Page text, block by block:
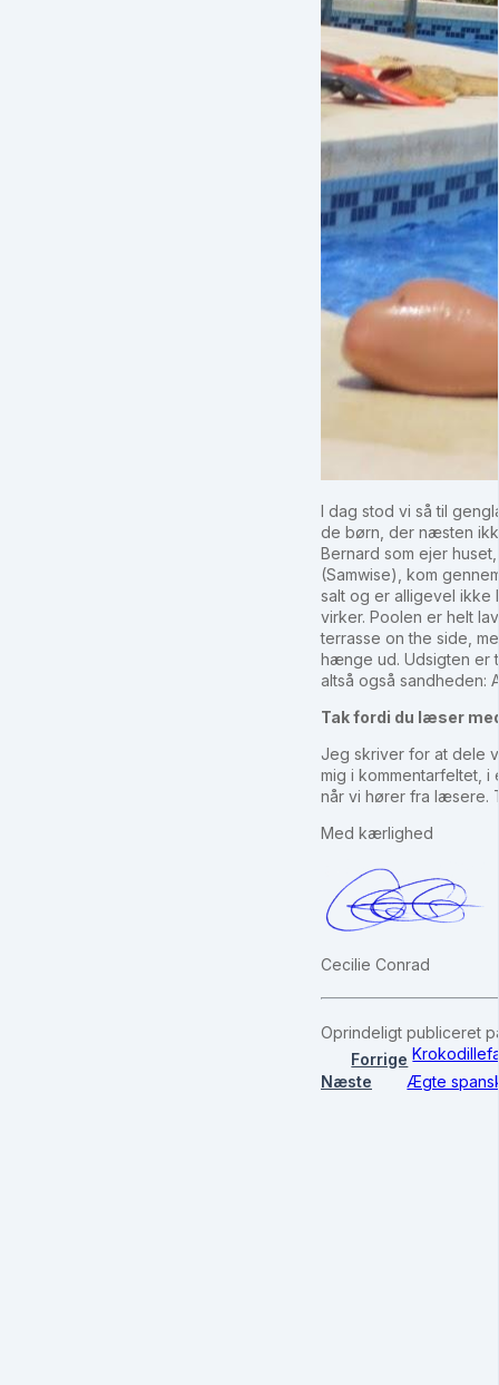
I dag stod vi så til
de børn, der næsten
Bernard som ejer
(Samwise), kom
salt og er alligevel ikke
virker. Poolen er helt
terrasse on the side,
hænge ud. Udsigten er
altså også sandheden:
Tak fordi du læser
Jeg skriver for at dele
mig i kommentarfeltet,
når vi hører fra læsere.
Med kærlighed
Cecilie Conrad
Oprindeligt publiceret
Forrige
Næste
Ægte